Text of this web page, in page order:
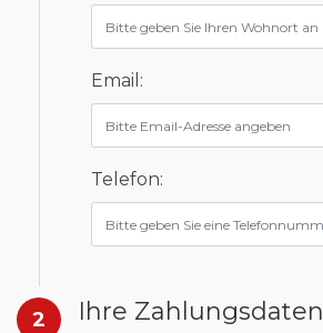
Email:
Telefon:
2 Ihre Zahlungsdaten